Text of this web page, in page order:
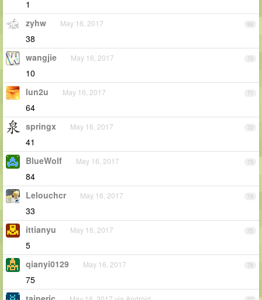
1
69
zyhw May 16, 2017
38
70
wangjie May 16, 2017
10
71
lun2u May 16, 2017
64
72
springx May 16, 2017
41
73
BlueWolf May 16, 2017
84
74
Lelouchcr May 16, 2017
33
75
ittianyu May 16, 2017
5
76
qianyi0129 May 16, 2017
75